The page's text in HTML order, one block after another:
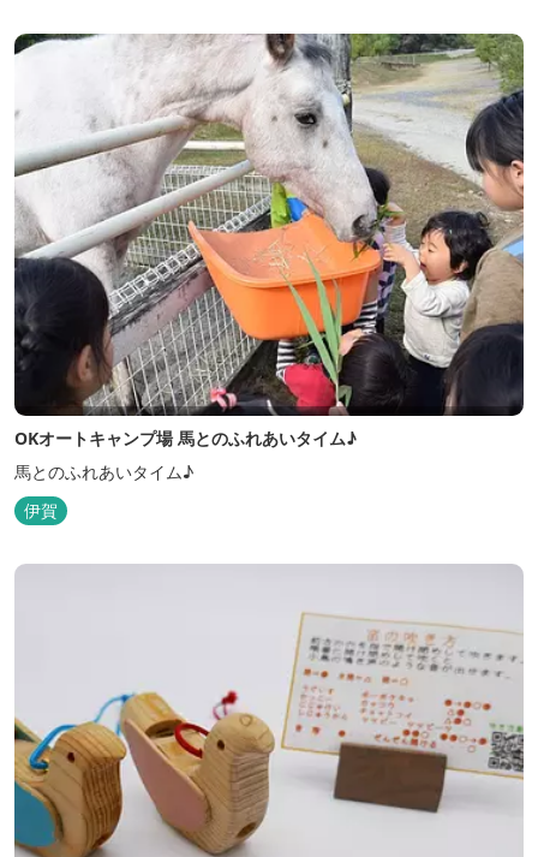
OKオートキャンプ場 馬とのふれあいタイム♪
馬とのふれあいタイム♪
伊賀